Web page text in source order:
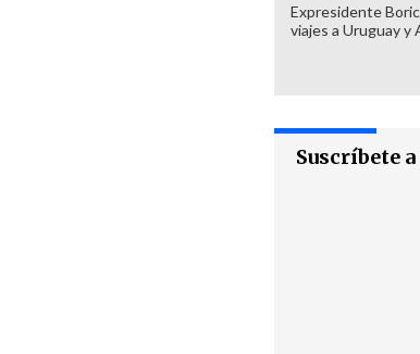
Expresidente
viajes a Uruguay y
Suscríbete